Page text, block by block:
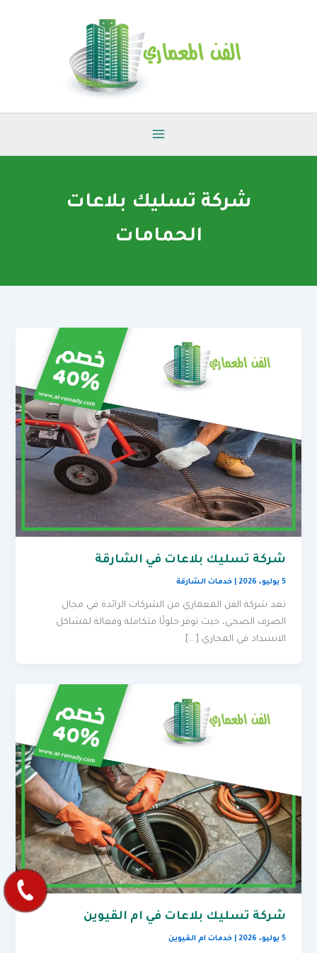
شركة تسليك بلاعات
الحمامات
شركة تسليك بلاعات في الشارقة
5 يوليو، 2026 |خدمات الشارقة
تعد شركة الفن المعماري من الشركات الرائدة في مجال
الصرف الصحي، حيث توفر حلولًا متكاملة وفعالة لمشاكل
الانسداد في المجاري […]
شركة تسليك بلاعات في ام القيوين
5 يوليو، 2026 |خدمات ام القيوين